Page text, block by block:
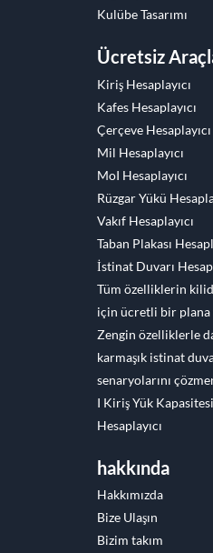
Kulübe Tasarımı
Ücretsiz
Kiriş Hesaplayıcı
Kafes Hesaplayıcı
Çerçeve Hesaplayıcı
Mil Hesaplayıcı
MoI Hesaplayıcı
Rüzgar Yükü
Vakıf Hesaplayıcı
Taban Plakası
İstinat Duvarı
Tüm özelliklerin
için ücretli bir plana
Zengin özelliklerle
karmaşık istinat
senaryolarını
I Kiriş Yük Kapasitesi
Hesaplayıcı
hakkında
Hakkımızda
Bize Ulaşın
Bizim takım